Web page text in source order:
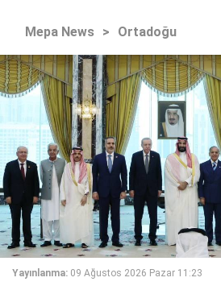
Mepa News > Ortadoğu
Yayınlanma: 09 Ağustos 2026 Pazar 11:23